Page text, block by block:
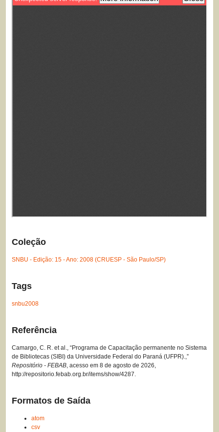
Coleção
SNBU - Edição: 15 - Ano: 2008 (CRUESP - São Paulo/SP)
Tags
snbu2008
Referência
Camargo, C. R. et al., “Programa de Capacitação permanente no Sistema
de Bibliotecas (SIBI) da Universidade Federal do Paraná (UFPR).,”
Repositório - FEBAB, acesso em 8 de agosto de 2026,
http://repositorio.febab.org.br/items/show/4287.
Formatos de Saída
atom
csv